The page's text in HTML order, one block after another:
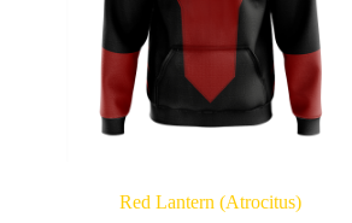
Red Lantern (Atrocitus)